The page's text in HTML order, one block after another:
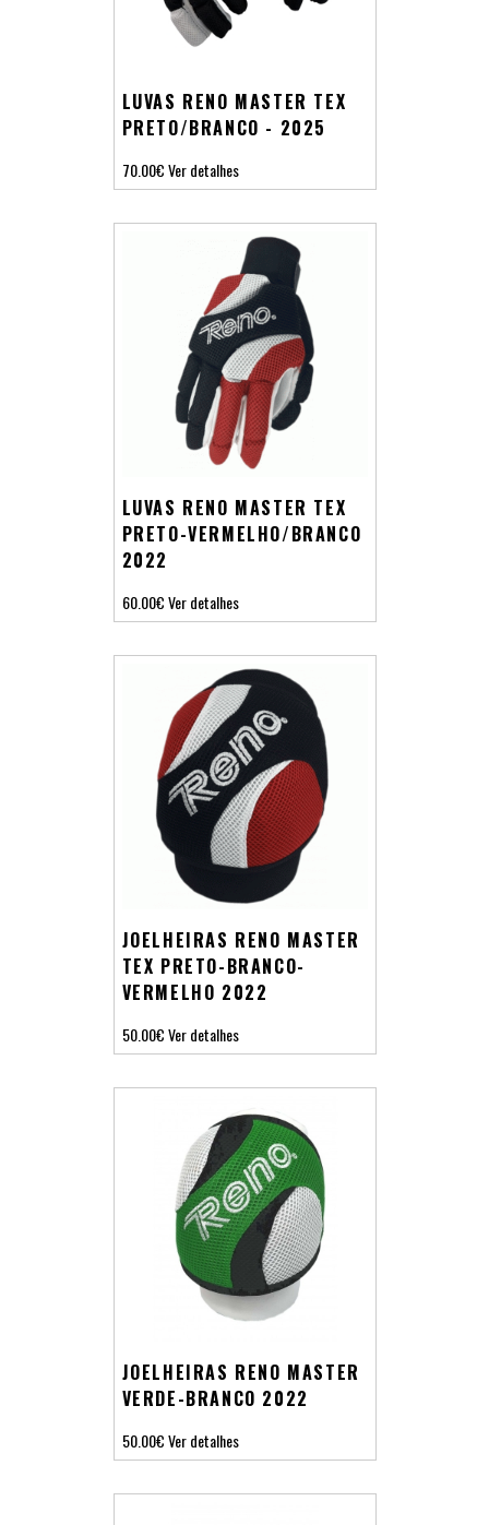
LUVAS RENO MASTER TEX
PRETO/BRANCO - 2025
70.00€Ver detalhes
LUVAS RENO MASTER TEX
PRETO-VERMELHO/BRANCO
2022
60.00€Ver detalhes
JOELHEIRAS RENO MASTER
TEX PRETO-BRANCO-
VERMELHO 2022
50.00€Ver detalhes
JOELHEIRAS RENO MASTER
VERDE-BRANCO 2022
50.00€Ver detalhes